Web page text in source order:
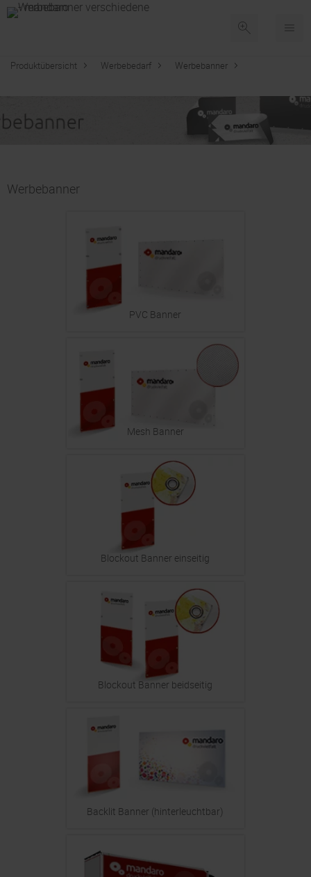
Produktübersicht Werbebedarf Werbebanner
Werbebanner
PVC Banner
Mesh Banner
Blockout Banner einseitig
Blockout Banner beidseitig
Backlit Banner (hinterleuchtbar)